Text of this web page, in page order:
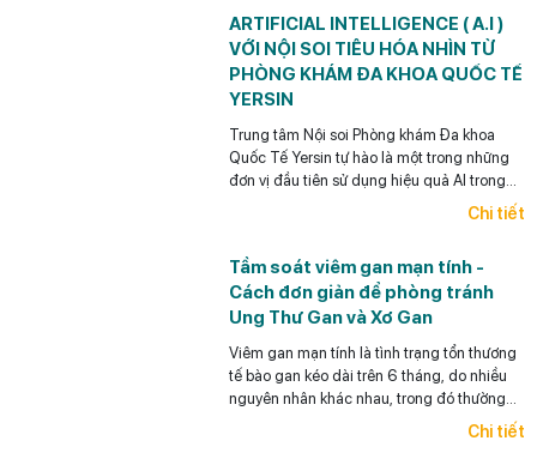
ARTIFICIAL INTELLIGENCE ( A.I )
VỚI NỘI SOI TIÊU HÓA NHÌN TỪ
PHÒNG KHÁM ĐA KHOA QUỐC TẾ
YERSIN
Trung tâm Nội soi Phòng khám Đa khoa
Quốc Tế Yersin tự hào là một trong những
đơn vị đầu tiên sử dụng hiệu quả AI trong
Chi tiết
Tầm soát viêm gan mạn tính -
Cách đơn giản để phòng tránh
Ung Thư Gan và Xơ Gan
Viêm gan mạn tính là tình trạng tổn thương
tế bào gan kéo dài trên 6 tháng, do nhiều
nguyên nhân khác nhau, trong đó thường
gặp nhất là viêm gan siêu vi B mạn tính,
Chi tiết